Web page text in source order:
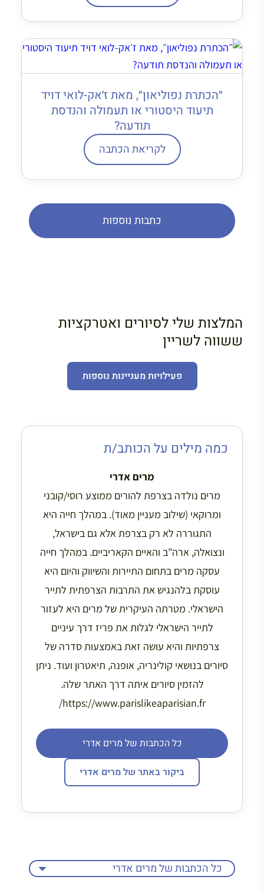
״הכתרת נפוליאון״, מאת ז׳אק-לואי דויד
תיעוד היסטורי או תעמולה והנדסת
תודעה?
לקריאת הכתבה
כתבות נוספות
המלצות שלי לסיורים ואטרקציות
ששווה לשריין
פעילויות מעניינות נוספות
כמה מילים על הכותב/ת
מרים אדרי
מרים נולדה בצרפת להורים ממוצע רוסי/קובני
ומרוקאי (שילוב מעניין מאוד). במהלך חייה היא
התגוררה לא רק בצרפת אלא גם בישראל,
ונצואלה, ארה”ב והאיים הקאריביים. במהלך חייה
עסקה מרים בתחום התיירות והשיווק והיום היא
עוסקת בלהנגיש את התרבות הצרפתית לתייר
הישראלי. מטרתה העיקרית של מרים היא לעזור
לתייר הישראלי לגלות את פריז דרך עיניים
צרפתיות והיא עושה זאת באמצעות סדרה של
סיורים בנושאי קולינריה, אופנה, תיאטרון ועוד. ניתן
להזמין סיורים איתה דרך האתר שלה.
https://www.parislikeaparisian.fr/
כל הכתבות של מרים אדרי
ביקור באתר של מרים אדרי